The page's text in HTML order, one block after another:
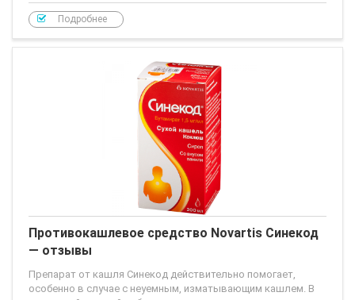
Подробнее
Противокашлевое средство Novartis Синекод
— отзывы
Препарат от кашля Синекод действительно помогает,
особенно в случае с неуемным, изматывающим кашлем. В